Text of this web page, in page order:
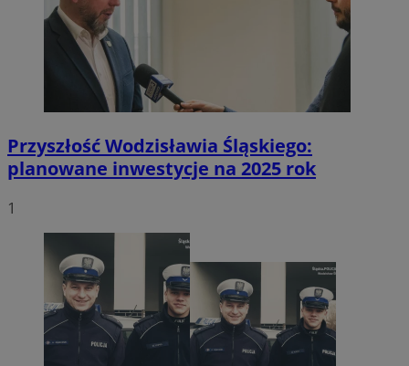
Przyszłość Wodzisławia Śląskiego:
planowane inwestycje na 2025 rok
1